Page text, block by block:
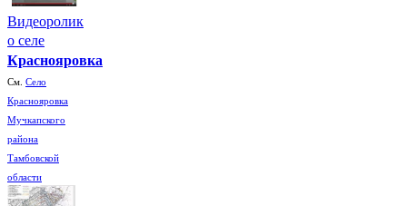
Видеоролик
о селе
Краснояровка
См. Село
Краснояровка
Мучкапского
района
Тамбовской
области